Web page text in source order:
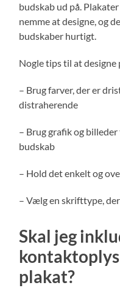
budskab ud på.
nemme at designe, og
budskaber hurtigt.
Nogle tips til at designe
– Brug farver, der er
distraherende
– Brug grafik og
budskab
– Hold det enkelt og
– Vælg en skrifttype,
Skal jeg
plakat?